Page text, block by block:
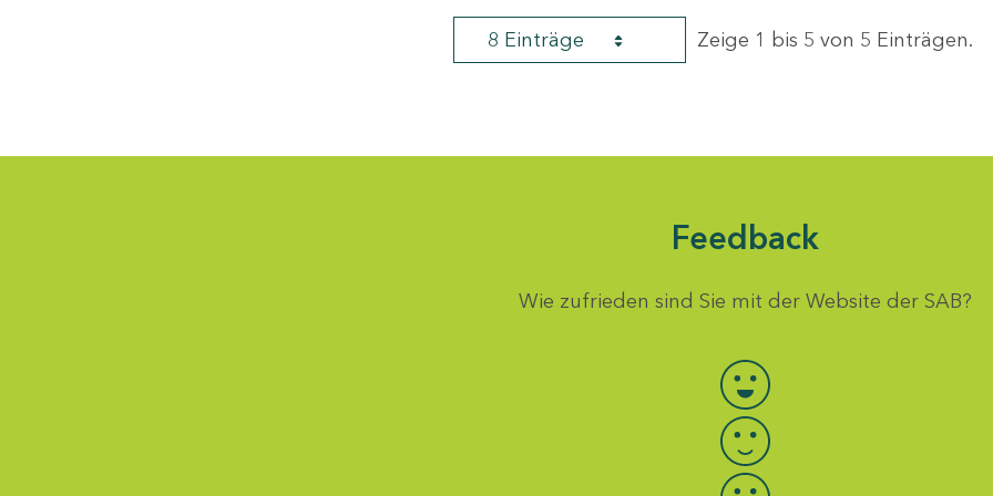
8 Einträge Zeige 1 bis 5 von 5 Einträgen.
Feedback
Wie zufrieden sind Sie mit der Website der SAB?
Bewertung auswählen